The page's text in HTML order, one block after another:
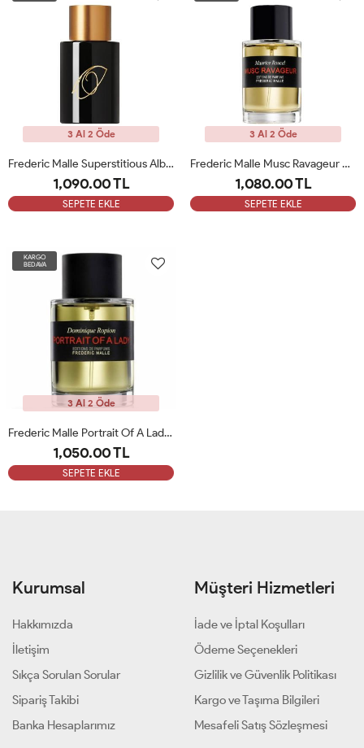
3 Al 2 Öde
Frederic Malle Superstitious Alber Elbaz 100 Ml Tester
1,090.00 TL
SEPETE EKLE
3 Al 2 Öde
Frederic Malle Musc Ravageur Eau De Parfum 100 Ml Tester
1,080.00 TL
SEPETE EKLE
KARGO
BEDAVA
3 Al 2 Öde
Frederic Malle Portrait Of A Lady 100ml Bayan Tester Parfüm
1,050.00 TL
SEPETE EKLE
Kurumsal
Hakkımızda
İletişim
Sıkça Sorulan Sorular
Sipariş Takibi
Banka Hesaplarımız
Müşteri Hizmetleri
İade ve İptal Koşulları
Ödeme Seçenekleri
Gizlilik ve Güvenlik Politikası
Kargo ve Taşıma Bilgileri
Mesafeli Satış Sözleşmesi